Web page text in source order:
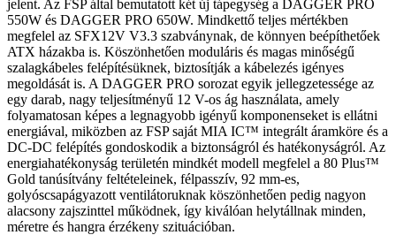
jelent. Az FSP által bemutatott két új tápegység a DAGGER PRO
550W és DAGGER PRO 650W. Mindkettő teljes mértékben
megfelel az SFX12V V3.3 szabványnak, de könnyen beépíthetőek
ATX házakba is. Köszönhetően moduláris és magas minőségű
szalagkábeles felépítésüknek, biztosítják a kábelezés igényes
megoldását is. A DAGGER PRO sorozat egyik jellegzetessége az
egy darab, nagy teljesítményű 12 V-os ág használata, amely
folyamatosan képes a legnagyobb igényű komponenseket is ellátni
energiával, miközben az FSP saját MIA IC™ integrált áramköre és a
DC-DC felépítés gondoskodik a biztonságról és hatékonyságról. Az
energiahatékonyság területén mindkét modell megfelel a 80 Plus™
Gold tanúsítvány feltételeinek, félpasszív, 92 mm-es,
golyóscsapágyazott ventilátoruknak köszönhetően pedig nagyon
alacsony zajszinttel működnek, így kiválóan helytállnak minden,
méretre és hangra érzékeny szituációban.